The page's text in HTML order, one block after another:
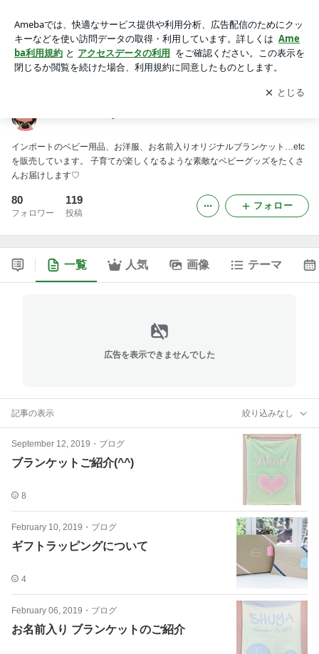
アプリをダウンロードして ブログの更新通知
を受け取りまし
ょう。
開く
インポートのベビー用品、お洋服、お名前入りオリジナルブランケット…etc
を販売しています。 子育てが楽しくなるような素敵なベビーグッズをたくさ
んお届けします♡
80
フォロワー
119
投稿
フォロー
一覧 人気 画像 テーマ
広告を表示できませんでした
記事の表示 絞り込みなし
September 12, 2019 ・ ブログ
ブランケットご紹介(^^)
8
February 10, 2019 ・ ブログ
ギフトラッピングについて
4
February 06, 2019 ・ ブログ
お名前入り ブランケットのご紹介